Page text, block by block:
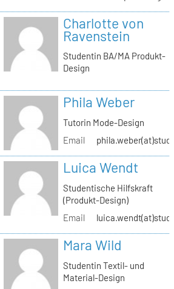
Charlotte von
Ravenstein
Studentin BA/MA Produkt-
Design
Phila Weber
Tutorin Mode-Design
Email
Luica Wendt
Studentische Hilfskraft
(Produkt-Design)
Email
Mara Wild
Studentin Textil- und
Material-Design